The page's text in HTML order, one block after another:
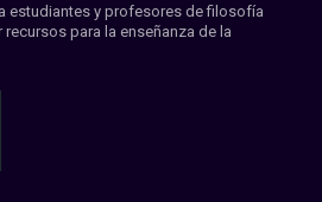
estudiantes y profesores de filosofía
para la enseñanza de la